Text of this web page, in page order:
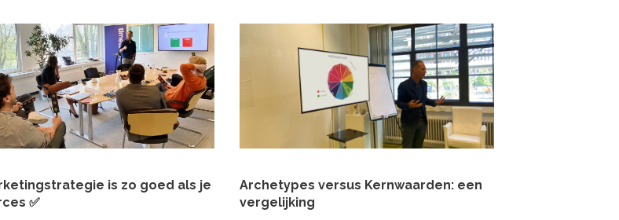
is zo goed als je
✅
Archetypes versus Kernwaarden: een
vergelijking